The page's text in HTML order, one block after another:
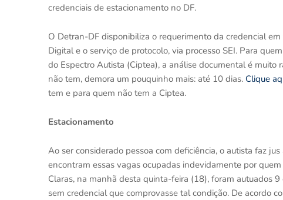
credenciais de estacionamento no DF.
O Detran-DF disponibiliza o requerimento da credencial em
Digital e o serviço de protocolo, via processo SEI. Para
do Espectro Autista (Ciptea), a análise documental é
não tem, demora um pouquinho mais: até 10 dias. Clique
tem e para quem não tem a Ciptea.
Estacionamento
Ao ser considerado pessoa com deficiência, o autista faz
encontram essas vagas ocupadas indevidamente por
Claras, na manhã desta quinta-feira (18), foram autuados
sem credencial que comprovasse tal condição. De acordo